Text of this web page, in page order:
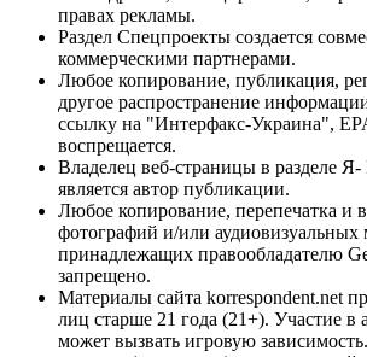
правах рекламы.
Раздел Спецпроекты создается
коммерческими партнерами.
Любое копирование, публикация,
другое распространение
ссылку на "Интерфакс-Украина",
воспрещается.
Владелец веб-страницы в разделе
является автор публикации.
Любое копирование, перепечатка и
фотографий и/или аудиовизуальных
принадлежащих правообладателю
запрещено.
Материалы сайта korrespondent.net
лиц старше 21 года (21+). Участие в
может вызвать игровую